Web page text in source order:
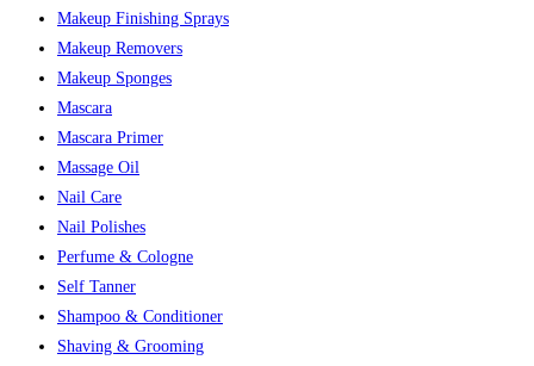
Makeup Finishing Sprays
Makeup Removers
Makeup Sponges
Mascara
Mascara Primer
Massage Oil
Nail Care
Nail Polishes
Perfume & Cologne
Self Tanner
Shampoo & Conditioner
Shaving & Grooming